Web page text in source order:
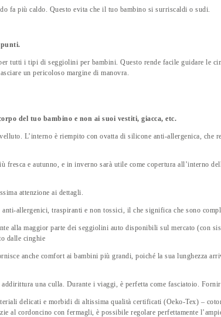
fa più caldo. Questo evita che il tuo bambino si surriscaldi o sudi.
punti.
tutti i tipi di seggiolini per bambini. Questo rende facile guidare le
un pericoloso margine di manovra.
del tuo bambino e non ai suoi vestiti, giacca, etc.
L’interno è riempito con ovatta di silicone anti-allergenica, che
fresca e autunno, e in inverno sarà utile come copertura all’interno
attenzione ai dettagli.
allergenici, traspiranti e non tossici, il che significa che sono
alla maggior parte dei seggiolini auto disponibili sul mercato (con
dalle cinghie
anche comfort ai bambini più grandi, poiché la sua lunghezza
una culla. Durante i viaggi, è perfetta come fasciatoio.
delicati e morbidi di altissima qualità certificati (Oeko-Tex) –
cordoncino con fermagli, è possibile regolare perfettamente